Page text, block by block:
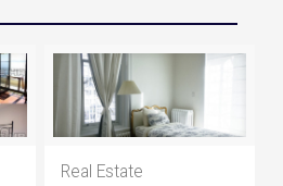
Real Estate